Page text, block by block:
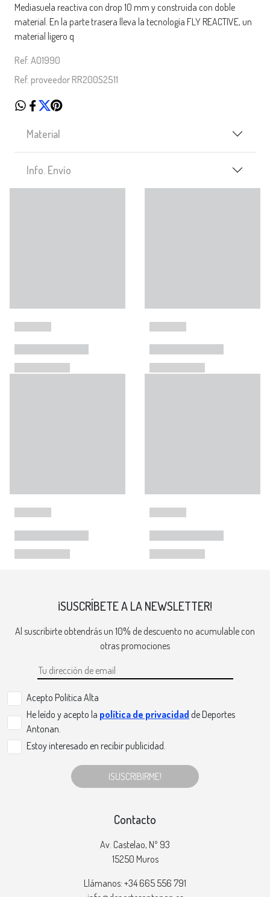
Mediasuela reactiva con drop 10 mm y construida con doble
material. En la parte trasera lleva la tecnología FLY REACTIVE, un
material ligero q
Ref. A01990
Ref. proveedor RR200S2511
Material
Info. Envío
¡SUSCRÍBETE A LA NEWSLETTER!
Al suscribirte obtendrás un 10% de descuento no acumulable con
otras promociones
Acepto Politica Alta
He leído y acepto la política de privacidad de Deportes
Antonan.
Estoy interesado en recibir publicidad.
¡SUSCRIBIRME!
Contacto
Av. Castelao, Nº 93
15250 Muros
Llámanos: +34 665 556 791